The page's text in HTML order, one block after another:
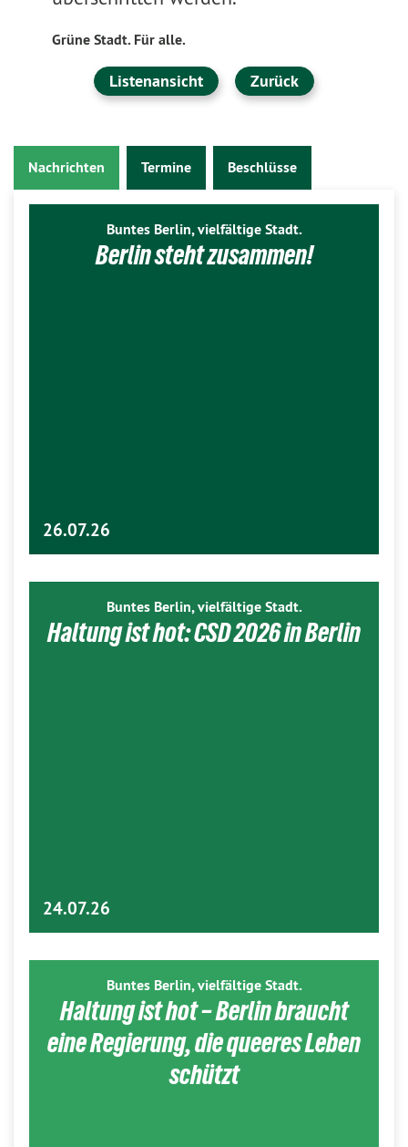
Grüne Stadt. Für alle.
Listenansicht Zurück
Nachrichten Termine Beschlüsse
Buntes Berlin, vielfältige Stadt.
Berlin steht zusammen!
26.07.26
Buntes Berlin, vielfältige Stadt.
Haltung ist hot: CSD 2026 in Berlin
24.07.26
Buntes Berlin, vielfältige Stadt.
Haltung ist hot – Berlin braucht
eine Regierung, die queeres Leben
schützt